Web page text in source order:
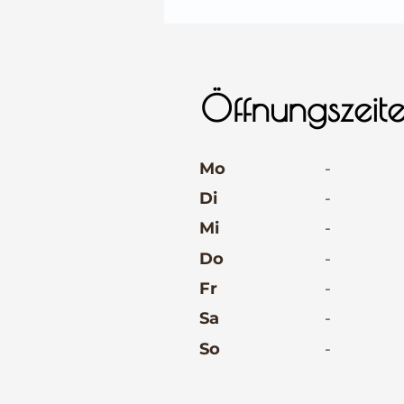
Mo
-
Di
-
Mi
-
Do
-
Fr
-
Sa
-
So
-